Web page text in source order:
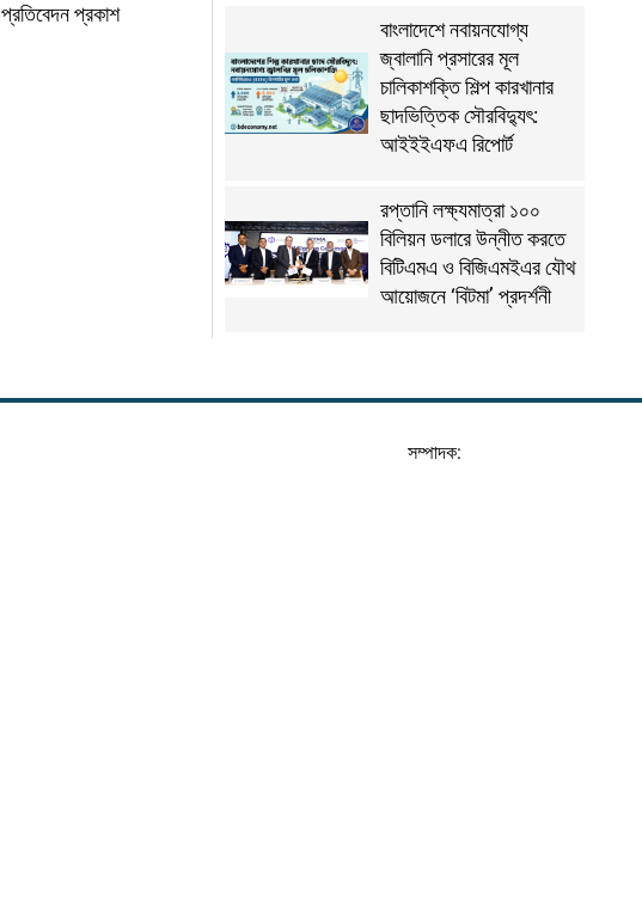
প্রকাশ
বাংলাদেশে নবায়নযোগ্য
জ্বালানি প্রসারের মূল
চালিকাশক্তি শিল্প কারখানার
ছাদভিত্তিক সৌরবিদ্যুৎ:
আইইইএফএ রিপোর্ট
রপ্তানি লক্ষ্যমাত্রা ১০০
বিলিয়ন ডলারে উন্নীত করতে
বিটিএমএ ও বিজিএমইএর যৌথ
আয়োজনে ‘বিটমা’ প্রদর্শনী
সম্পাদক: